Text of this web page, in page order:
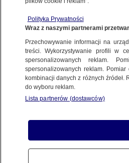
do informacji publicznej
absolutnym"
13.12.2018, 14:17Aktualizacja:
Udostępnij
Polityka Prywatności
Wraz z naszymi partnerami
Przechowywanie informacji na
treści. Wykorzystywanie profili w
spersonalizowanych reklam.
spersonalizowanych reklam.
kombinacji danych z różnych
do wyboru reklam.
Lista partnerów (dostawców)